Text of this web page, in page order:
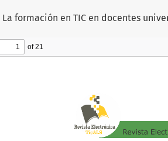
Volver a los detalles del artículo
La formación en TIC en docentes